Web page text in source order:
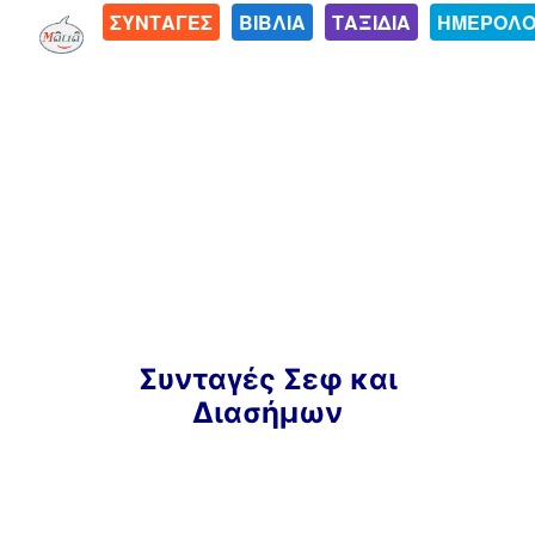
ΣΥΝΤΑΓΕΣ ΒΙΒΛΙΑ ΤΑΞΙΔΙΑ
Συνταγές Σεφ και
Διασήμων